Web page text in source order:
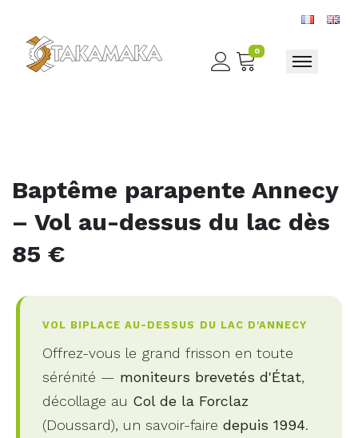
0
Toggle
Baptême parapente Annecy
– Vol au-dessus du lac dès
85 €
VOL BIPLACE AU-DESSUS DU LAC D'ANNECY
Offrez-vous le grand frisson en toute
sérénité — moniteurs brevetés d'État,
décollage au Col de la Forclaz
(Doussard), un savoir-faire depuis 1994.